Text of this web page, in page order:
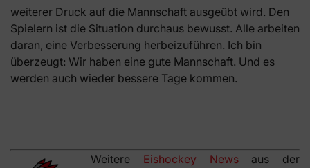
weiterer Druck auf die Mannschaft ausgeübt wird. Den
Spielern ist die Situation durchaus bewusst. Alle arbeiten
daran, eine Verbesserung herbeizuführen. Ich bin
überzeugt: Wir haben eine gute Mannschaft. Und es
werden auch wieder bessere Tage kommen.
Weitere Eishockey Newsaus der